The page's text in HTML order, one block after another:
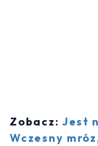
Zobacz: Jest
Wczesny